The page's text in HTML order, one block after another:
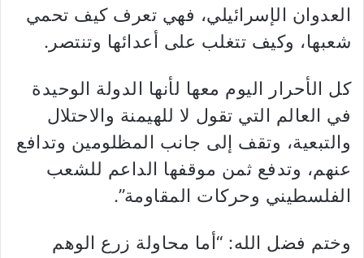
العدوان الإسرائيلي، فهي تعرف كيف تحمي
شعبها، وكيف تتغلب على أعدائها وتنتصر.
كل الأحرار اليوم معها لأنها الدولة الوحيدة
في العالم التي تقول لا للهيمنة والاحتلال
والتبعية، وتقف إلى جانب المظلومين وتدافع
عنهم، وتدفع ثمن موقفها الداعم للشعب
الفلسطيني وحركات المقاومة”.
وختم فضل الله: “أما محاولة زرع الوهم